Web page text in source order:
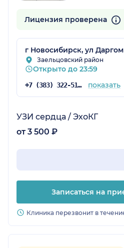
Лицензия проверена
г Новосибирск, ул
Заельцовский район
Открыто до 23:59
+7 (383) 322-51-94 показать
УЗИ сердца / ЭхоКГ
от 3 500 ₽
Записаться на
Клиника перезвонит в